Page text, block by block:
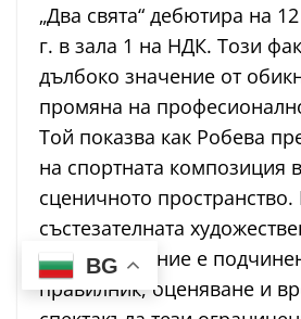
„Два свята“ дебютира на
г. в зала 1 на НДК. Този
дълбоко значение от
промяна на
Той показва как Робева
на спортната композиция
сценичното пространство.
състезателната
всяко движение е
правилник, оценяване и
BG